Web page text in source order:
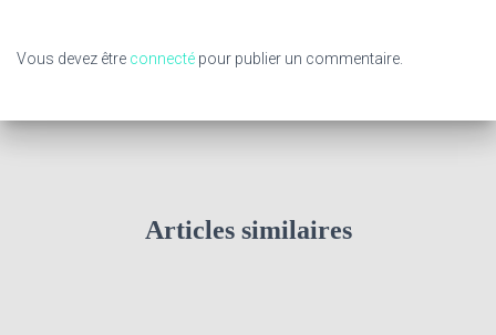
Vous devez être connecté pour publier un commentaire.
Articles similaires